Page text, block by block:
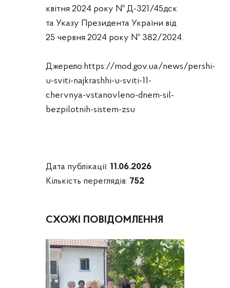
квітня 2024 року № Д-321/45дск
та Указу Президента України від
25 червня 2024 року № 382/2024.
Джерело:https://mod.gov.ua/news/pershi-
u-sviti-najkrashhi-u-sviti-11-
chervnya-vstanovleno-dnem-sil-
bezpilotnih-sistem-zsu
Дата публікації: 11.06.2026
Кількість переглядів: 752
СХОЖІ ПОВІДОМЛЕННЯ